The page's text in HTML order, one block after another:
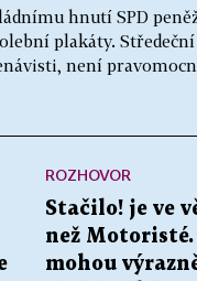
hnutí SPD
plakáty. Středeční
není
ROZHOVOR
Stačilo! je ve
než Motoristé.
mohou